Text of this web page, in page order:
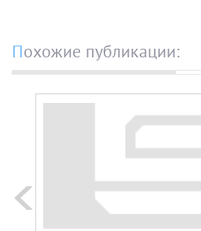
Похожие публикации: